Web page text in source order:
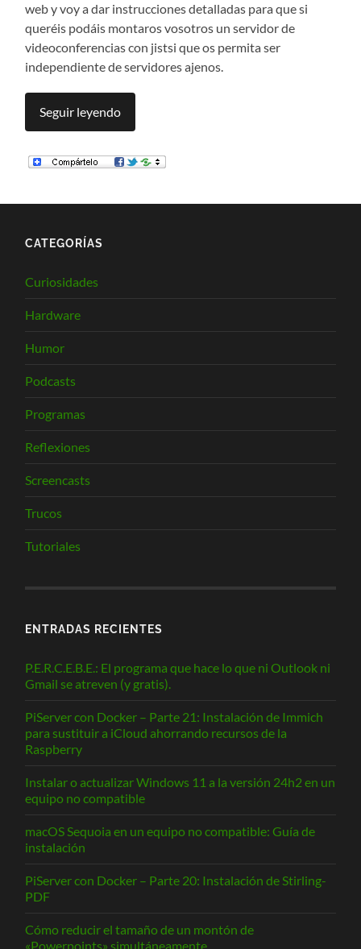
web y voy a dar instrucciones detalladas para que si
queréis podáis montaros vosotros un servidor de
videoconferencias con jistsi que os permita ser
independiente de servidores ajenos.
Seguir leyendo
CATEGORÍAS
Curiosidades
Hardware
Humor
Podcasts
Programas
Reflexiones
Screencasts
Trucos
Tutoriales
ENTRADAS RECIENTES
P.E.R.C.E.B.E.: El programa que hace lo que ni Outlook ni
Gmail se atreven (y gratis).
PiServer con Docker – Parte 21: Instalación de Immich
para sustituir a iCloud ahorrando recursos de la
Raspberry
Instalar o actualizar Windows 11 a la versión 24h2 en un
equipo no compatible
macOS Sequoia en un equipo no compatible: Guía de
instalación
PiServer con Docker – Parte 20: Instalación de Stirling-
PDF
Cómo reducir el tamaño de un montón de
«Powerpoints» simultáneamente